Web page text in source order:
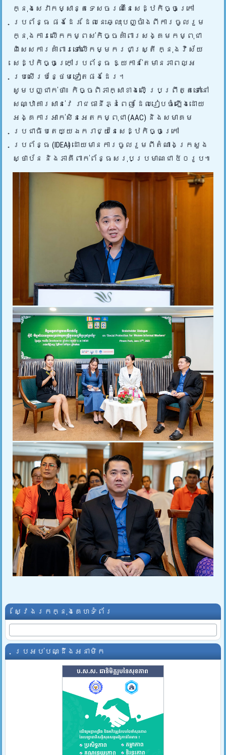
ក្នុងសេវាកម្សាន្តទេសចរណ៍នៃសេដ្ឋកិច្ចក្រៅ
ប្រព័ន្ធ ផងដែរ ដែលនេះឆ្លុះបញ្ចាំងពីការចូលរួម
ក្នុងការលើកកម្ពស់កិច្ចគាំពារសង្គមកម្ពុជា
ពិសេសការគាំពារទៅលើកម្មករជាស្ត្រី ក្នុងវិស័យ
សេដ្ឋកិច្ចក្រៅប្រព័ន្ធ ឱ្យកាន់តែមានភាពល្អ
ប្រសើរបន្ថែមទៀតផងដែរ។
សូមបញ្ជាក់ថា៖ កិច្ចពិភាក្សាខាងលើ ប្រព្រឹត្តទៅនៅ
សណ្ឋាគារសាន់វេ រាជធានីភ្នំពេញ ដែលរៀបចំឡើងដោយ
អង្គការអាក់សិនអេតកម្ពុជា (AAC) និងសមាគម
ប្រជាធិបតេយ្យឯករាជ្យនៃសេដ្ឋកិច្ចក្រៅ
ប្រព័ន្ធ (IDEA) ដោយមានការចូលរួមពីតំណាងក្រសួង
ស្ថាប័ន និងភាគីពាក់ព័ន្ធសរុបប្រមាណជា ៥០រូប៕
ស្វែងរកក្នុងគេហទំព័រ
ប្រអប់បណ្ដឹងអនាមិក